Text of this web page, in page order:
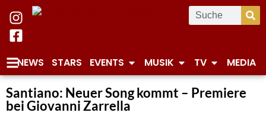
NEWS STARS EVENTS MUSIK TV MEDIA
Santiano: Neuer Song kommt – Premiere
bei Giovanni Zarrella